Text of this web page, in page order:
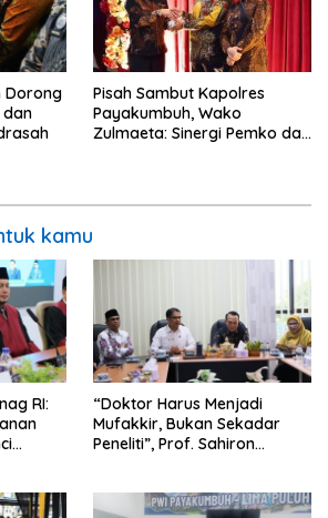
Dorong
dan
Pisah Sambut Kapolres
Payakumbuh, Wako
Zulmaeta: Sinergi Pemko dan
kamu
RI:
“Doktor Harus Menjadi
Mufakkir, Bukan Sekadar
Peneliti”, Prof. Sahiron